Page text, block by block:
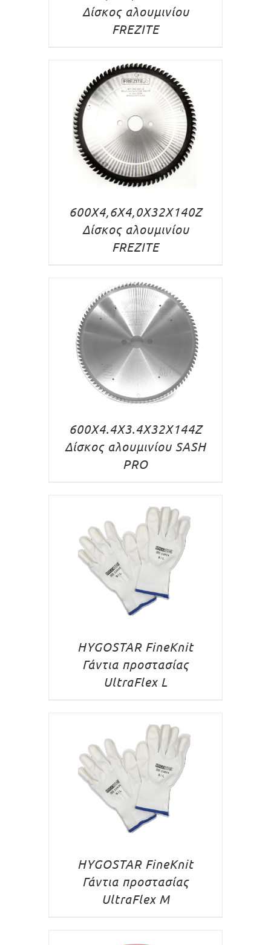
Δίσκος αλουμινίου
FREZITE
600X4,6X4,0X32X140Z
Δίσκος αλουμινίου
FREZITE
600X4.4X3.4X32X144Z
Δίσκος αλουμινίου SASH
PRO
HYGOSTAR FineKnit
Γάντια προστασίας
UltraFlex L
HYGOSTAR FineKnit
Γάντια προστασίας
UltraFlex M